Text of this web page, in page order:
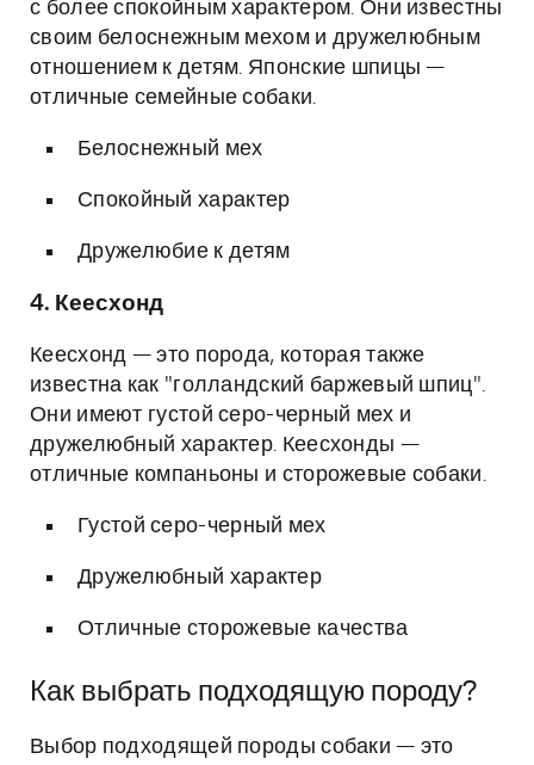
с более спокойным характером. Они известны
своим белоснежным мехом и дружелюбным
отношением к детям. Японские шпицы —
отличные семейные собаки.
Белоснежный мех
Спокойный характер
Дружелюбие к детям
4. Кеесхонд
Кеесхонд — это порода, которая также
известна как "голландский баржевый шпиц".
Они имеют густой серо-черный мех и
дружелюбный характер. Кеесхонды —
отличные компаньоны и сторожевые собаки.
Густой серо-черный мех
Дружелюбный характер
Отличные сторожевые качества
Как выбрать подходящую породу?
Выбор подходящей породы собаки — это